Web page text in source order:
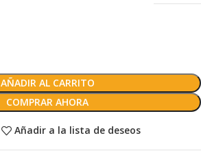
AÑADIR AL CARRITO
COMPRAR AHORA
Añadir a la lista de deseos